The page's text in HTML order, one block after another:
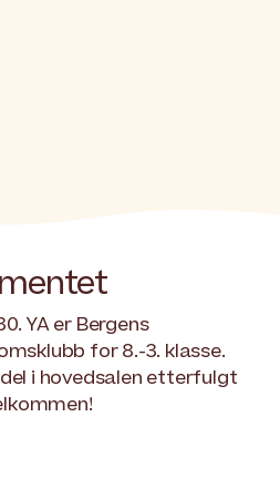
YA er Bergens
for 8.-3. klasse.
i hovedsalen etterfulgt